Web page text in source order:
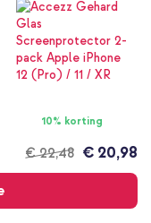
A2404, A2406,
10% korting
€ 22,48 € 20,98